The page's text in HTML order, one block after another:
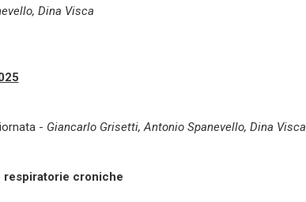
Dina Visca
- Giancarlo Grisetti, Antonio Spanevello, Dina Visca
respiratorie croniche